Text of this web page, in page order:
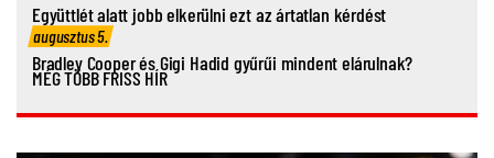
Együttlét alatt jobb elkerülni ezt az ártatlan kérdést
augusztus 5.
Bradley Cooper és Gigi Hadid gyűrűi mindent elárulnak?
MÉG TÖBB FRISS HÍR